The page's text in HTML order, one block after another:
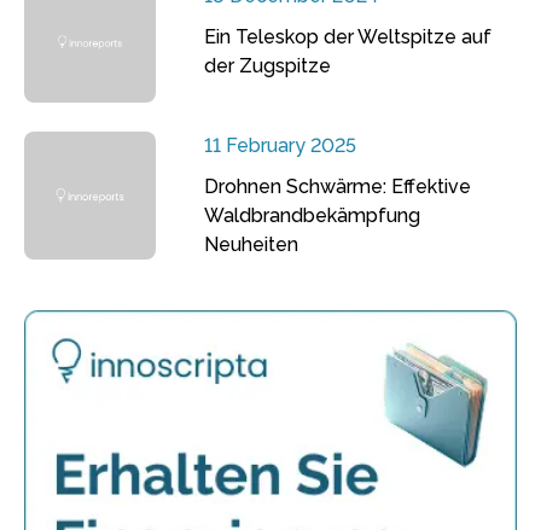
Ein Teleskop der Weltspitze auf
der Zugspitze
11 February 2025
Drohnen Schwärme: Effektive
Waldbrandbekämpfung
Neuheiten